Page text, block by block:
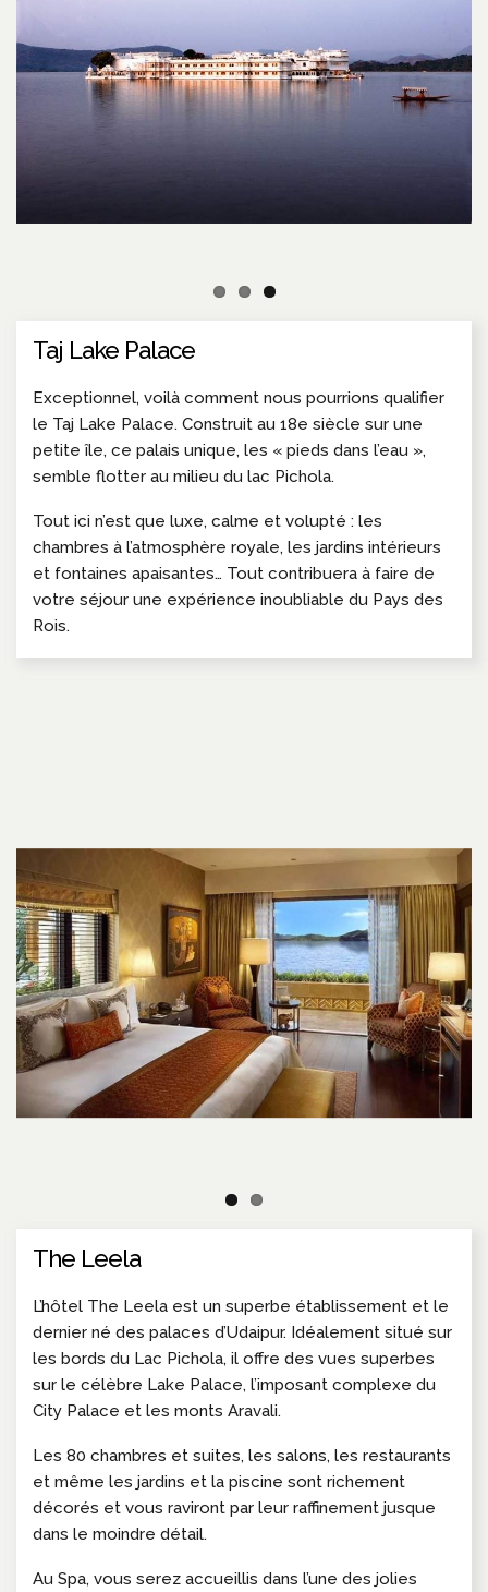
Taj Lake Palace
Exceptionnel, voilà comment nous pourrions qualifier
le Taj Lake Palace. Construit au 18e siècle sur une
petite île, ce palais unique, les « pieds dans l’eau »,
semble flotter au milieu du lac Pichola.
Tout ici n’est que luxe, calme et volupté : les
chambres à l’atmosphère royale, les jardins intérieurs
et fontaines apaisantes… Tout contribuera à faire de
votre séjour une expérience inoubliable du Pays des
Rois.
The Leela
L’hôtel The Leela est un superbe établissement et le
dernier né des palaces d’Udaipur. Idéalement situé sur
les bords du Lac Pichola, il offre des vues superbes
sur le célèbre Lake Palace, l’imposant complexe du
City Palace et les monts Aravali.
Les 80 chambres et suites, les salons, les restaurants
et même les jardins et la piscine sont richement
décorés et vous raviront par leur raffinement jusque
dans le moindre détail.
Au Spa, vous serez accueillis dans l’une des jolies